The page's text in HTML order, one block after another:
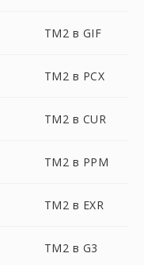
TM2 в GIF
TM2 в PCX
TM2 в CUR
TM2 в PPM
TM2 в EXR
TM2 в G3